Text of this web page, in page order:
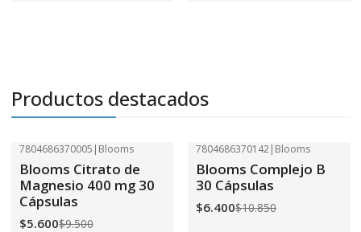
Productos destacados
7804686370005 | Blooms
Blooms Citrato de
Magnesio 400 mg 30
Cápsulas
$5.600$9.500
7804686370142| Blooms
Blooms Complejo B
30 Cápsulas
$6.400$10.850